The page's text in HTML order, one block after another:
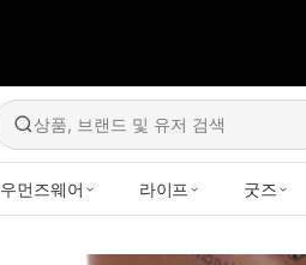
상품, 브랜드 및 유저 검색
우먼즈웨어 라이프 굿즈